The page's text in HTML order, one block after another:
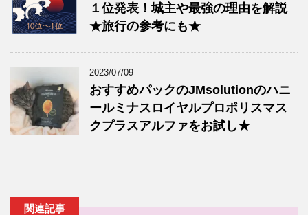
１位発表！城主や最強の理由を解説
★旅行の参考にも★
2023/07/09
おすすめパックのJMsolutionのハニ
ールミナスロイヤルプロポリスマス
クプラスアルファをお試し★
関連記事